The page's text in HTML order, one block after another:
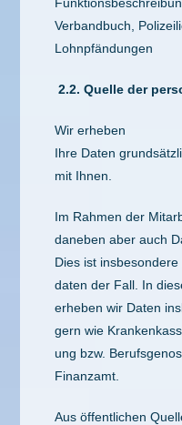
Verbandbuch,
Lohnpfändungen
2.2.Quelle der
Wir erheben
Ihre Daten
mit Ihnen.
Im Rahmen der
daneben aber auch
Dies ist
daten der Fall. In
erheben wir Daten
gern wie
ung bzw.
Finanzamt.
Aus öffentlichen